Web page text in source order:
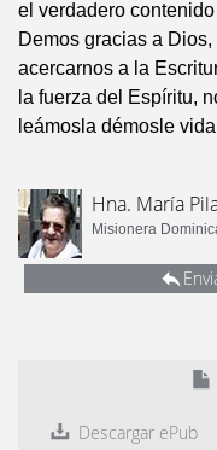
el verdadero contenido
Demos gracias a
acercarnos a la
la fuerza del Espíritu,
leámosla démosle
Hna. María
Misionera
Descargar ePub